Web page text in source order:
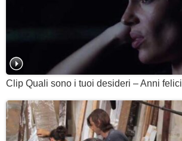
Clip Quali sono i tuoi desideri – Anni felici